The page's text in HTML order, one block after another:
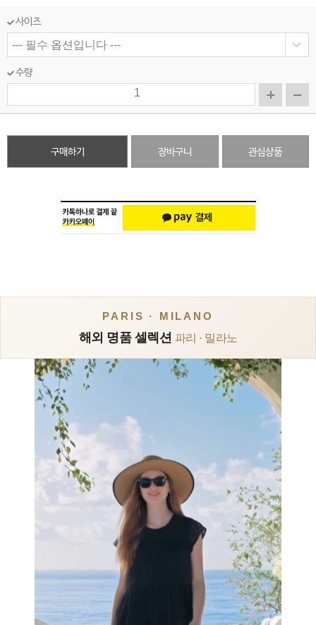
사이즈
수량
구매하기 장바구니 관심상품
PARIS · MILANO
해외 명품 셀렉션 파리 · 밀라노